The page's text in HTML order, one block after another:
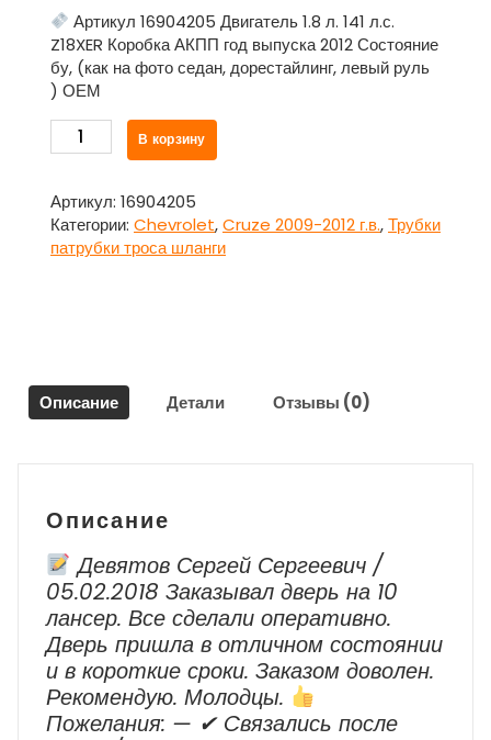
Артикул 16904205 Двигатель 1.8 л. 141 л.с.
Z18XER Коробка АКПП год выпуска 2012 Состояние
бу, (как на фото седан, дорестайлинг, левый руль
) ОЕМ
Количество
товара
абсорбера
как
на
Chevrolet
Cruze
В корзину
Артикул: 16904205
Категории: Chevrolet,Cruze 2009-2012 г.в.,Трубки
патрубки троса шланги
Описание Детали Отзывы (0)
Описание
Девятов Сергей Сергеевич /
05.02.2018 Заказывал дверь на 10
лансер. Все сделали оперативно.
Дверь пришла в отличном состоянии
и в короткие сроки. Заказом доволен.
Рекомендую. Молодцы.
Пожелания: — ✔ Cвязались после